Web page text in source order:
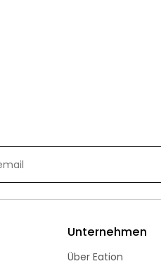
Unternehmen
Über Eation